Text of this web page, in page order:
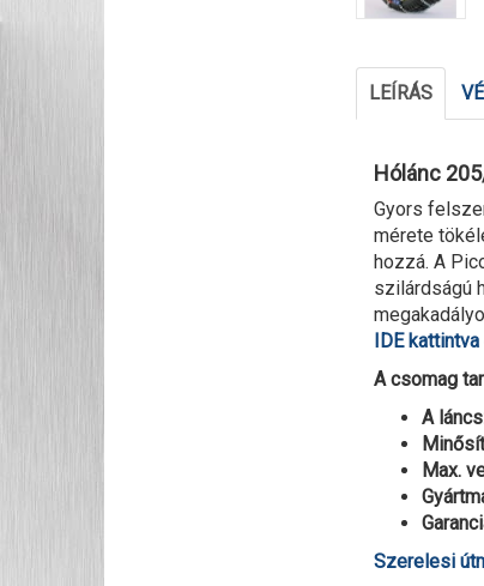
LEÍRÁS
Hólánc
Gyors
mérete
hozzá. A
szilárdságú
IDE kattintva
A csomag
A
Max.
Szerelesi